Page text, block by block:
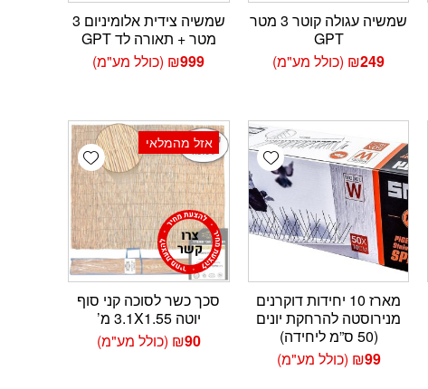
שמשיה עגולה קוטר 3 מטר
GPT
₪249 (כולל מע"מ)
שמשיה צידית אלומיניום 3
מטר + תאורה לד GPT
₪999 (כולל מע"מ)
Add
Add wishlist
מארז 10 יחידות דוקרנים
מנירוסטה להרחקת יונים
(50 ס”מ ליחידה)
₪99 (כולל מע"מ)
Add wishlist אזל מהמלאי
סכך כשר לסוכה קני סוף
יוטה 3.1X1.55 מ’
₪90 (כולל מע"מ)